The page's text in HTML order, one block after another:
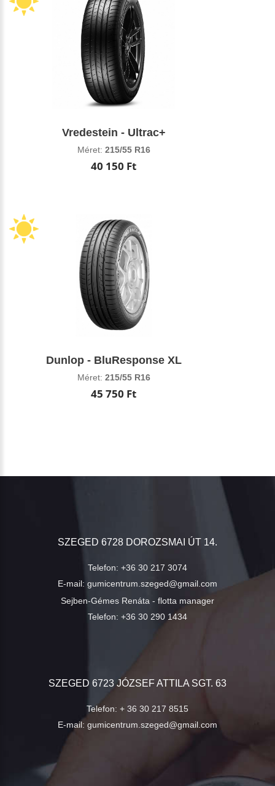
Vredestein - Ultrac+
Méret: 215/55 R16
40 150 Ft
Dunlop - BluResponse XL
Méret: 215/55 R16
45 750 Ft
SZEGED 6728 DOROZSMAI ÚT 14.
Telefon: +36 30 217 3074
E-mail: gumicentrum.szeged@gmail.com
Sejben-Gémes Renáta - flotta manager
Telefon: +36 30 290 1434
SZEGED 6723 JÓZSEF ATTILA SGT. 63
Telefon: + 36 30 217 8515
E-mail: gumicentrum.szeged@gmail.com